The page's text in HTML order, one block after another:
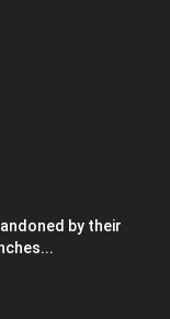
by their